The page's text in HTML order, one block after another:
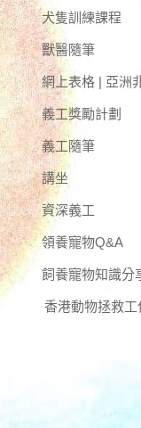
犬隻訓練課程
獸醫隨筆
網上表格 | 亞洲
義工獎勵計劃
義工隨筆
講坐
資深義工
領養寵物Q&A
飼養寵物知識分
香港動物拯救